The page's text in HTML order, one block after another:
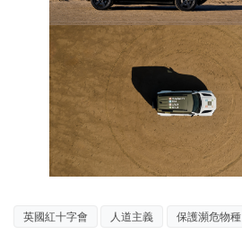
英國紅十字會 人道主義 保護瀕危物種